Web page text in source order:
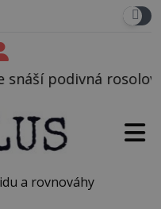
látka neznámého
a rovnováhy